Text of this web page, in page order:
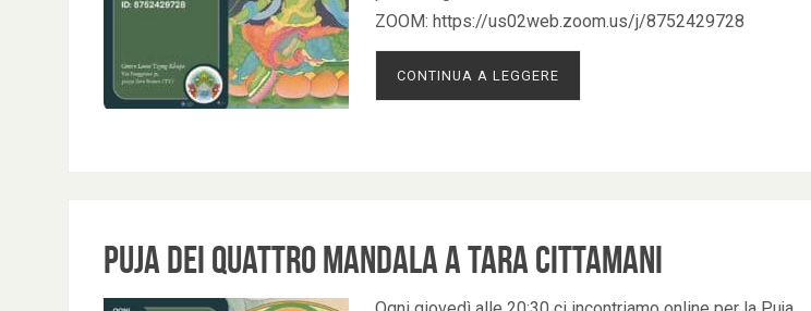
ZOOM: https://us02web.zoom.us/j/8752429728
CONTINUA A LEGGERE
Puja dei Quattro Mandala a Tara Cittamani